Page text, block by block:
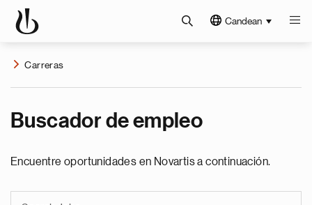
Candean
Carreras
Buscador de empleo
Encuentre oportunidades en Novartis a continuación.